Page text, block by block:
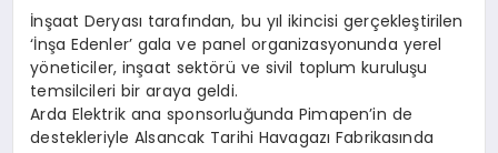
TEKNOLOJI
MAGAZIN
İnşaat Deryası tarafından, bu yıl ikincisi gerçekleştirilen
‘İnşa Edenler’ gala ve panel organizasyonunda yerel
yöneticiler, inşaat sektörü ve sivil toplum kuruluşu
temsilcileri bir araya geldi.
Arda Elektrik ana sponsorluğunda Pimapen’in de
destekleriyle Alsancak Tarihi Havagazı Fabrikasında